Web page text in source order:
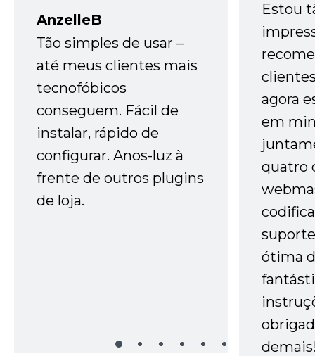
AnzelleB
Tão simples de usar –
até meus clientes mais
tecnofóbicos
conseguem. Fácil de
instalar, rápido de
configurar. Anos-luz à
frente de outros plugins
de loja.
Estou
agora
em
quatro
ótima